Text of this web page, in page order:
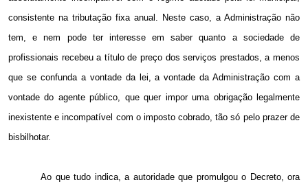
consistente na tributação fixa anual. Neste caso, a Administração não
tem, e nem pode ter interesse em saber quanto a sociedade de
profissionais recebeu a título de preço dos serviços prestados, a menos
que se confunda a vontade da lei, a vontade da Administração com a
vontade do agente público, que quer impor uma obrigação legalmente
inexistente e incompatível com o imposto cobrado, tão só pelo prazer de
bisbilhotar.
Ao que tudo indica, a autoridade que promulgou o Decreto, ora